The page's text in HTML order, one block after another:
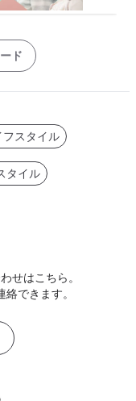
ド
フスタイル
タイル
せはこちら。
できます。